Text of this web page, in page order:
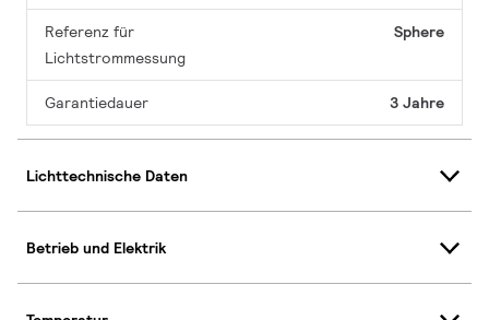
Referenz für
Lichtstrommessung
Sphere
Garantiedauer 3 Jahre
Lichttechnische Daten
Betrieb und Elektrik